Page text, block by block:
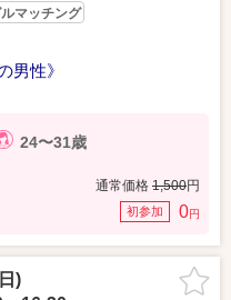
マッチング
男性》
24〜31歳
通常価格 1,500円
初参加 0円
)